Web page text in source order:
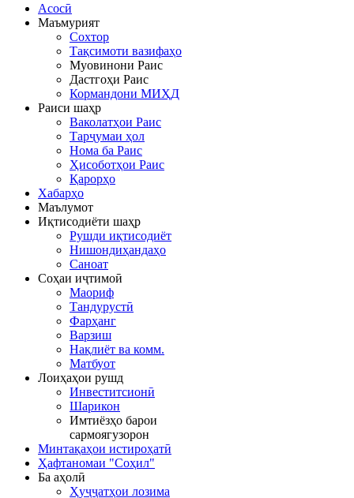
Асосӣ
Маъмурият
Сохтор
Тақсимоти вазифаҳо
Муовинони Раис
Дастгоҳи Раис
Кормандони МИҲД
Раиси шаҳр
Ваколатҳои Раис
Тарҷумаи ҳол
Нома ба Раис
Ҳисоботҳои Раис
Қарорҳо
Хабарҳо
Маълумот
Иқтисодиёти шаҳр
Рушди иқтисодиёт
Нишондиҳандаҳо
Саноат
Соҳаи иҷтимоӣ
Маориф
Тандурустӣ
Фарҳанг
Варзиш
Нақлиёт ва комм.
Матбуот
Лоиҳаҳои рушд
Инвеститсионӣ
Шарикон
Имтиёзҳо барои
сармоягузорон
Минтақаҳои истироҳатӣ
Ҳафтаномаи "Соҳил"
Ба аҳолӣ
Ҳуҷҷатҳои лозима